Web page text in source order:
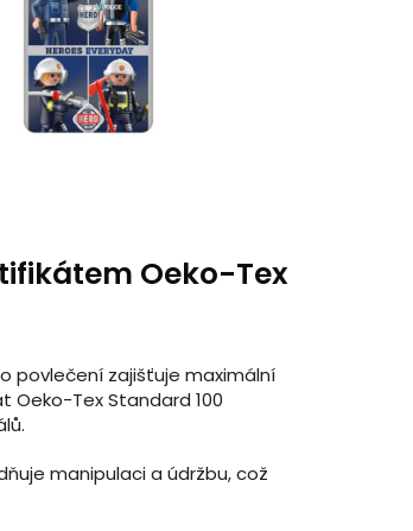
Oeko-Tex
povlečení zajišťuje maximální
Oeko-Tex Standard 100
manipulaci a údržbu, což